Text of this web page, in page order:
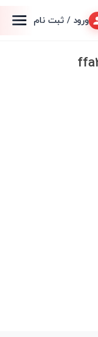
ورود / ثبت نام